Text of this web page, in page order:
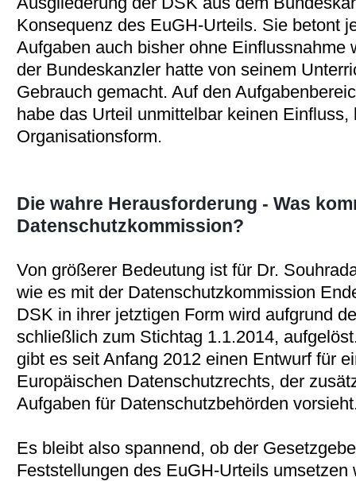
Konsequenz des EuGH-Urteils. Sie betont
Aufgaben auch bisher ohne Einflussnahme
der Bundeskanzler hatte von seinem
Gebrauch gemacht. Auf den
habe das Urteil unmittelbar keinen Einfluss,
Organisationsform.
Die wahre Herausforderung - Was
Datenschutzkommission?
Von größerer Bedeutung ist für Dr.
wie es mit der Datenschutzkommission
DSK in ihrer jetztigen Form wird aufgrund
schließlich zum Stichtag 1.1.2014,
gibt es seit Anfang 2012 einen Entwurf für
Europäischen Datenschutzrechts, der
Aufgaben für Datenschutzbehörden
Es bleibt also spannend, ob der
Feststellungen des EuGH-Urteils